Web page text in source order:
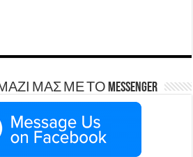
ΜΑΣ ΜΕ ΤΟ Messenger